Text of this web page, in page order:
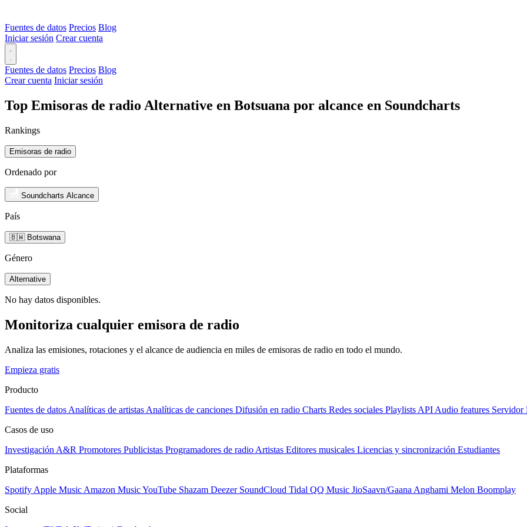
Fuentes de datos Precios Blog
Iniciar sesión Crear cuenta
Fuentes de datos Precios Blog
Crear cuenta Iniciar sesión
Top Emisoras de radio Alternative en Botsuana por alcance en Soundcharts
Rankings
Emisoras de radio
Ordenado por
Soundcharts Alcance
País
🇧🇼 Botswana
Género
Alternative
No hay datos disponibles.
Monitoriza cualquier emisora de radio
Analiza las emisiones, rotaciones y el alcance de audiencia en miles de emisoras de radio en todo el mundo.
Empieza gratis
Producto
Fuentes de datos Analíticas de artistas Analíticas de canciones Difusión en radio Charts Redes sociales Playlists API Audio features Servidor
Casos de uso
Investigación A&R Promotores Publicistas Programadores de radio Artistas Editores musicales Licencias y sincronización Estudiantes
Plataformas
Spotify Apple Music Amazon MusicYouTube Shazam Deezer SoundCloud Tidal QQ Music JioSaavn/Gaana Anghami Melon Boomplay
Social